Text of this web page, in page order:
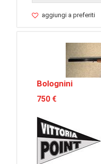
aggiungi a preferiti
Bolognini
750 €